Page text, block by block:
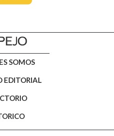
SOMOS
EDITORIAL